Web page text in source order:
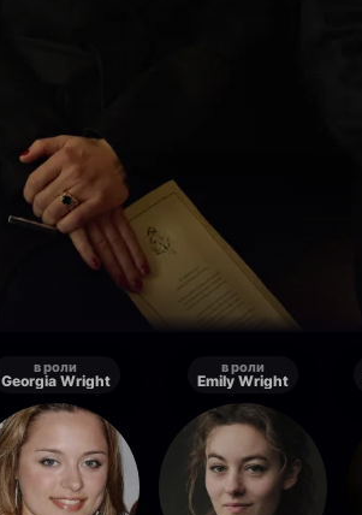
в роли
Georgia Wright
в роли
Emily Wright